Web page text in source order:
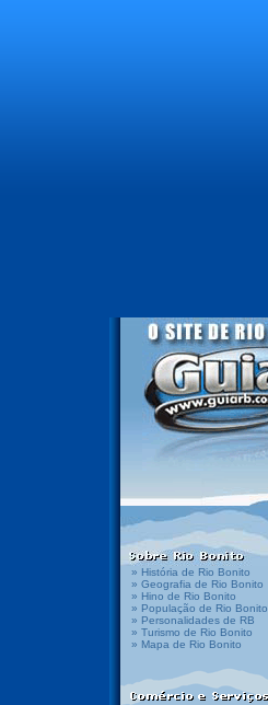
» História de Rio Bonito
» Geografia de Rio Bonito
» Hino de Rio Bonito
» População de Rio Bonito
» Personalidades de RB
» Turismo de Rio Bonito
» Mapa de Rio Bonito